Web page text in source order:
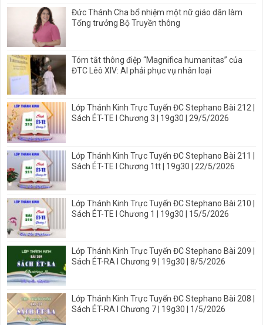
Đức Thánh Cha bổ nhiệm một nữ giáo dân làm
Tổng trưởng Bộ Truyền thông
Tóm tắt thông điệp “Magnifica humanitas” của
ĐTC Lêô XIV: AI phải phục vụ nhân loại
Lớp Thánh Kinh Trực Tuyến ĐC Stephano Bài 212 |
Sách ÉT-TE I Chương 3 | 19g30 | 29/5/2026
Lớp Thánh Kinh Trực Tuyến ĐC Stephano Bài 211 |
Sách ÉT-TE I Chương 1tt | 19g30 | 22/5/2026
Lớp Thánh Kinh Trực Tuyến ĐC Stephano Bài 210 |
Sách ÉT-TE I Chương 1 | 19g30 | 15/5/2026
Lớp Thánh Kinh Trực Tuyến ĐC Stephano Bài 209 |
Sách ÉT-RA I Chương 9 | 19g30 | 8/5/2026
Lớp Thánh Kinh Trực Tuyến ĐC Stephano Bài 208 |
Sách ÉT-RA I Chương 7 | 19g30 | 1/5/2026